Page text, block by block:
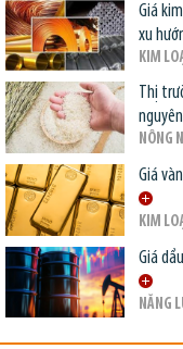
Giá
xu
KIM
Thị
NÔNG
Giá
KIM
Giá
NĂNG